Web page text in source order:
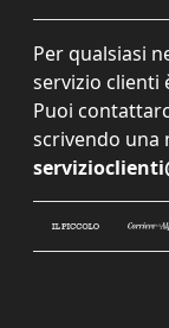
Per qualsiasi
servizio clienti
Puoi
scrivendo una